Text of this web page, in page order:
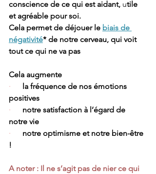
conscience de ce qui est aidant, utile
et agréable pour soi.
Cela permet de déjouer le biais de
négativité* de notre cerveau, qui voit
tout ce qui ne va pas
Cela augmente
·
la fréquence de nos émotions
positives
· notre satisfaction à l’égard de
notre vie
· notre optimisme et notre bien-être
!
A noter : Il ne s’agit pas de nier ce qui